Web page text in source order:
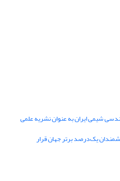
شیمی ایران به عنوان نشریه علمی
یک‌درصد برتر جهان قرار